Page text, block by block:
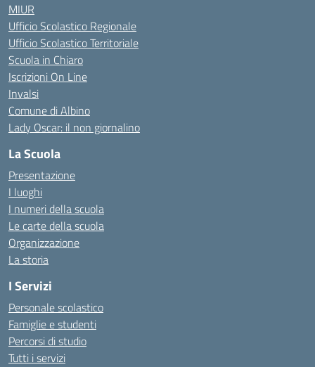
MIUR
Ufficio Scolastico Regionale
Ufficio Scolastico Territoriale
Scuola in Chiaro
Iscrizioni On Line
Invalsi
Comune di Albino
Lady Oscar: il non giornalino
La Scuola
Presentazione
I luoghi
I numeri della scuola
Le carte della scuola
Organizzazione
La storia
I Servizi
Personale scolastico
Famiglie e studenti
Percorsi di studio
Tutti i servizi